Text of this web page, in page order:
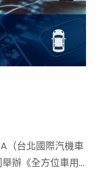
反嵌入方法。
（台北國際汽機車
辦《全方位車用